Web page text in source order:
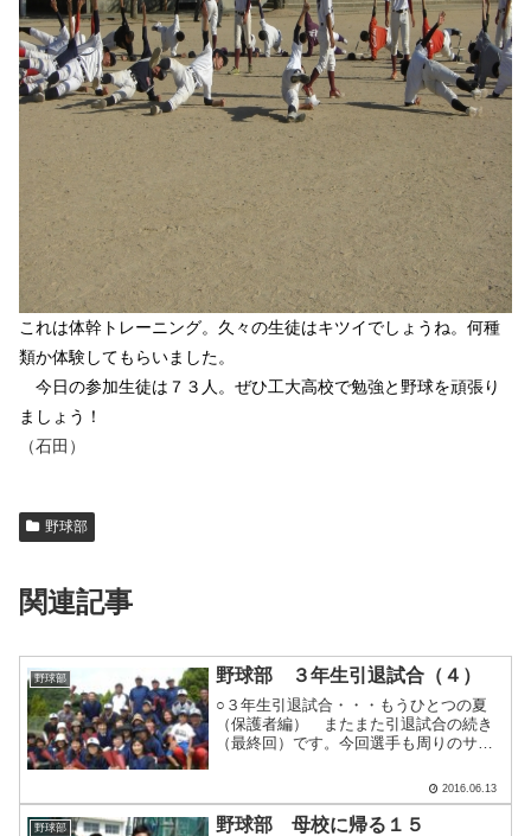
これは体幹トレーニング。久々の生徒はキツイでしょうね。何種
類か体験してもらいました。
今日の参加生徒は７３人。ぜひ工大高校で勉強と野球を頑張り
ましょう！
（石田）
野球部
関連記事
野球部 野球部 ３年生引退試合（４）
○３年生引退試合・・・もうひとつの夏
（保護者編） またまた引退試合の続き
（最終回）です。今回選手も周りのサポ
ることを、改めて感じてくれたと思いま
す。世の中すべて持ちつ持たれつ、のよ
うな気もします。 サポー.....
2016.06.13
野球部 野球部 母校に帰る１５